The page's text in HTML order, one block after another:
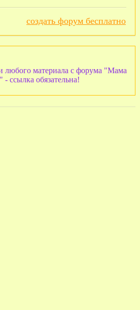
создать форум бесплатно
любого материала с форума "Мама
- ссылка обязательна!